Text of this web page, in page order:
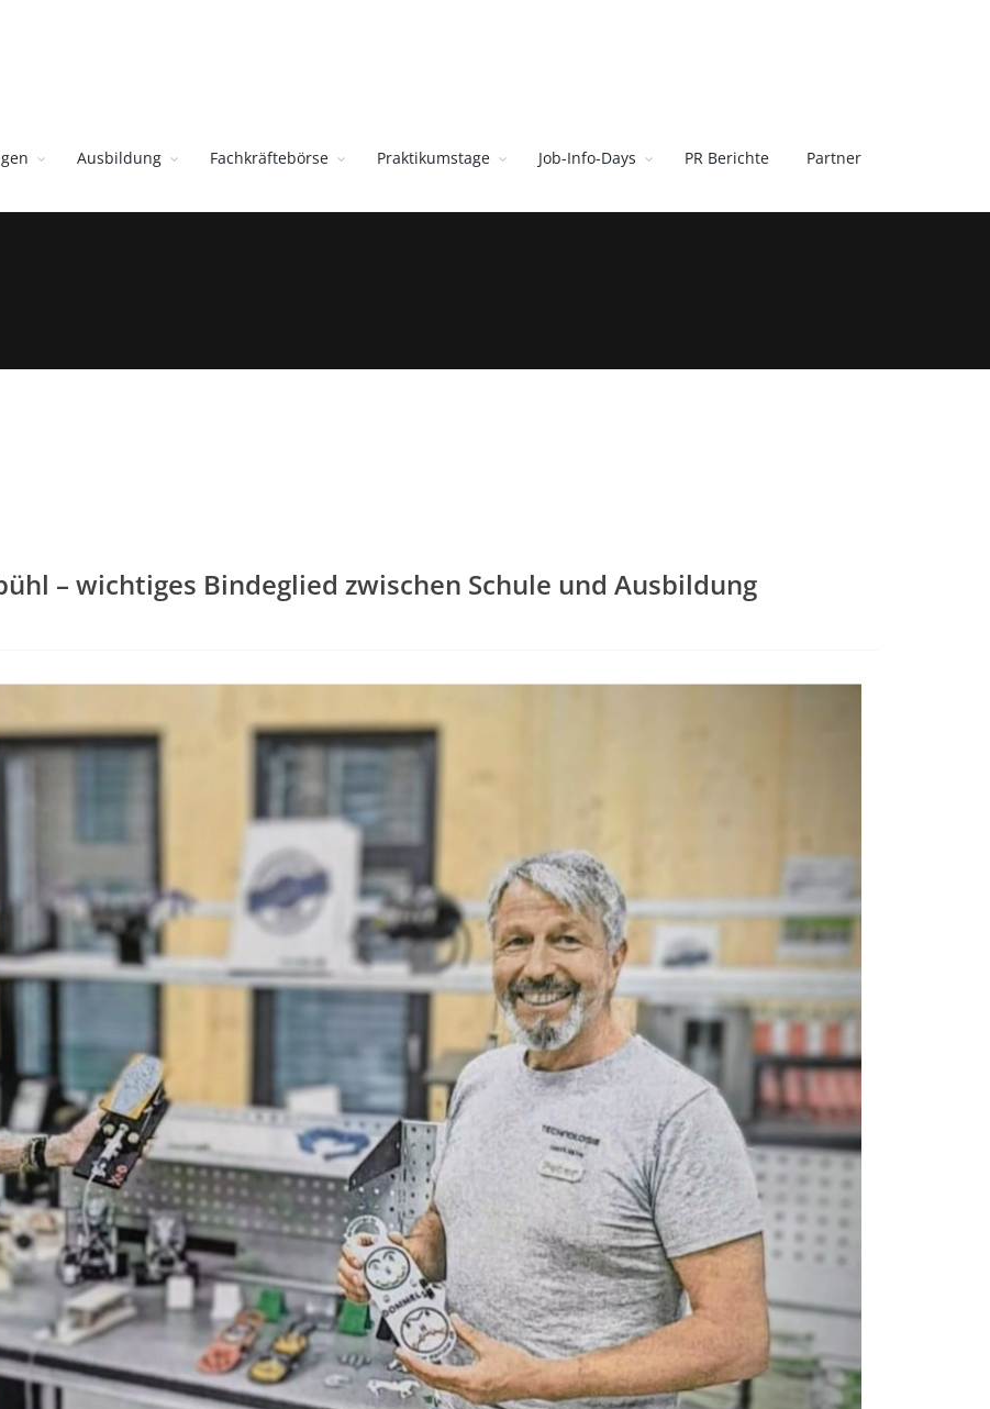
Ausbildung Fachkräftebörse Praktikumstage Job-Info-Days PR Berichte Partner
– wichtiges Bindeglied zwischen Schule und Ausbildung